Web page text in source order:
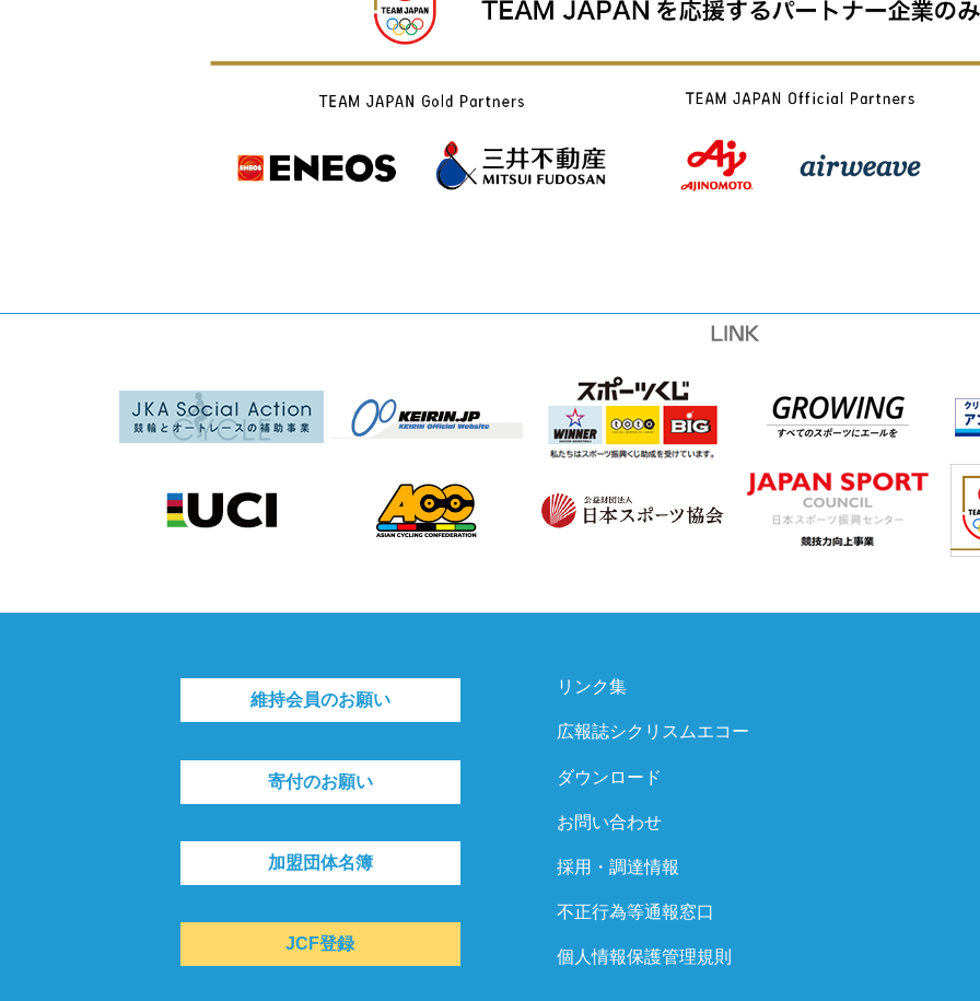
維持会員のお願い
寄付のお願い
加盟団体名簿
JCF登録
リンク集
広報誌シクリスムエコー
ダウンロード
お問い合わせ
採用・調達情報
不正行為等通報窓口
個人情報保護管理規則